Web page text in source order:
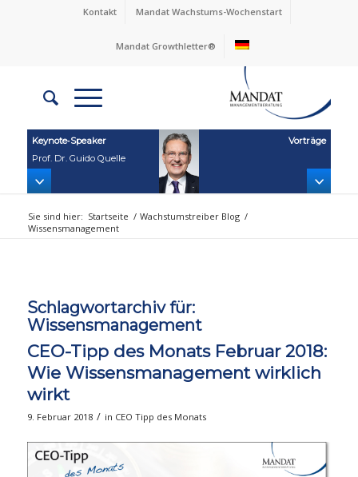
Kontakt Mandat Wachstums-Wochenstart
Mandat Growthletter®
Keynote‑Speaker
Prof. Dr. Guido Quelle
Vorträge
Sie sind hier: Startseite / Wachstumstreiber Blog /
Wissensmanagement
Schlagwortarchiv für:
Wissensmanagement
CEO-Tipp des Monats Februar 2018:
Wie Wissensmanagement wirklich
wirkt
9. Februar 2018 / in CEO Tipp des Monats